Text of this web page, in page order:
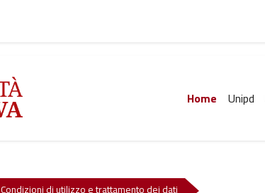
Home Unipd
Condizioni di utilizzo e trattamento dei dati